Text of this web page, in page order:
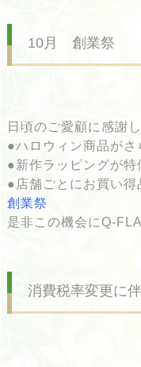
10月 創業祭
日頃のご愛顧に感謝
●ハロウィン商品が
●新作ラッピングが
●店舗ごとにお買い
創業祭
是非この機会にQ-
消費税率変更に